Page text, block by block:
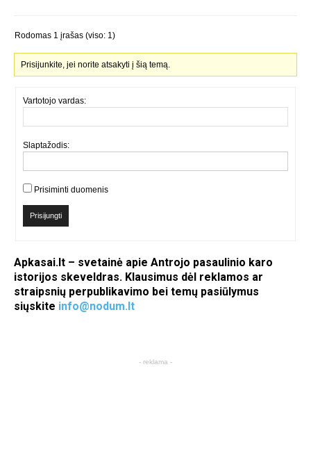
Rodomas 1 įrašas (viso: 1)
Prisijunkite, jei norite atsakyti į šią temą.
Vartotojo vardas:
Slaptažodis:
Prisiminti duomenis
Prisijungti
Apkasai.lt – svetainė apie Antrojo pasaulinio karo
istorijos skeveldras. Klausimus dėl reklamos ar
straipsnių perpublikavimo bei temų pasiūlymus
siųskite info@nodum.lt
- reklama -